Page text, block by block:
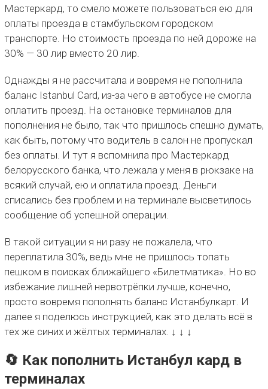
Мастеркард, то смело можете пользоваться ею для
оплаты проезда в стамбульском городском
транспорте. Но стоимость проезда по ней дороже на
30% — 30 лир вместо 20 лир.
Однажды я не рассчитала и вовремя не пополнила
баланс Istanbul Card, из-за чего в автобусе не смогла
оплатить проезд. На остановке терминалов для
пополнения не было, так что пришлось спешно думать,
как быть, потому что водитель в салон не пропускал
без оплаты. И тут я вспомнила про Мастеркард
белорусского банка, что лежала у меня в рюкзаке на
всякий случай, ею и оплатила проезд. Деньги
списались без проблем и на терминале высветилось
сообщение об успешной операции.
В такой ситуации я ни разу не пожалела, что
переплатила 30%, ведь мне не пришлось топать
пешком в поисках ближайшего «Билетматика». Но во
избежание лишней нервотрёпки лучше, конечно,
просто вовремя пополнять баланс Истанбулкарт. И
далее я поделюсь инструкцией, как это делать всё в
тех же синих и жёлтых терминалах. ↓ ↓ ↓
🔄 Как пополнить Истанбул кард в
терминалах